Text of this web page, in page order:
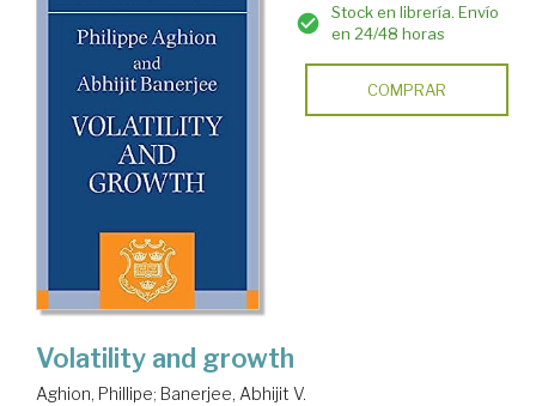
Stock en librería. Envío
en 24/48 horas
COMPRAR
Volatility and growth
Aghion, Phillipe; Banerjee, Abhijit V.